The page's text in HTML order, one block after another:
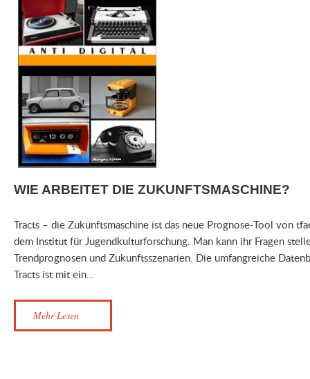
WIE ARBEITET DIE ZUKUNFTSMASCHINE?
Tracts – die Zukunftsmaschine ist das neue Prognose-Tool von
dem Institut für Jugendkulturforschung. Man kann ihr Fragen
Trendprognosen und Zukunftsszenarien. Die umfangreiche
Tracts ist mit ein...
Mehr Lesen